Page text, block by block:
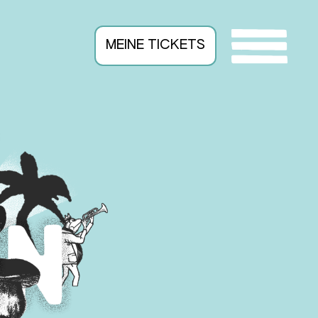
MEINE TICKETS